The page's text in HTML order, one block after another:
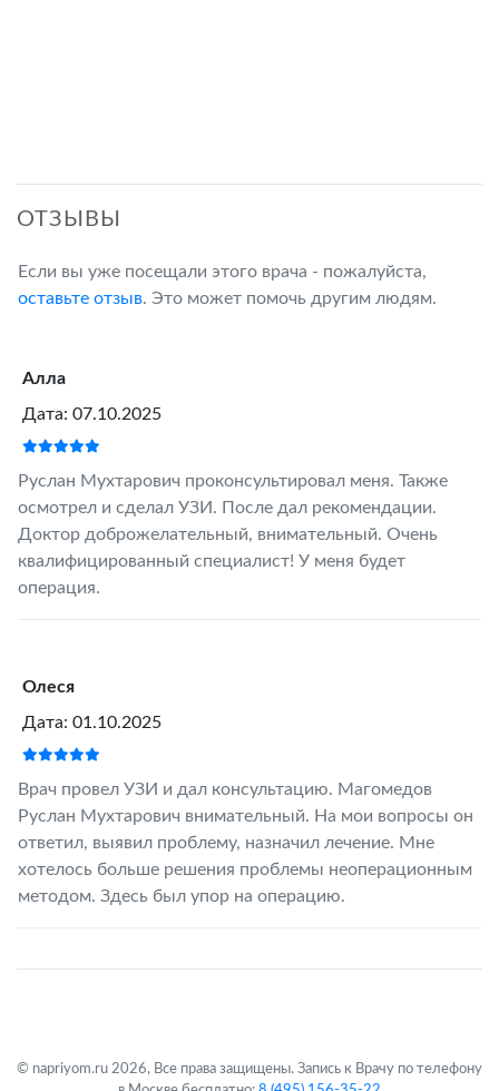
ОТЗЫВЫ
Если вы уже посещали этого врача - пожалуйста,
оставьте отзыв. Это может помочь другим людям.
Алла
Дата: 07.10.2025
Руслан Мухтарович проконсультировал меня. Также
осмотрел и сделал УЗИ. После дал рекомендации.
Доктор доброжелательный, внимательный. Очень
квалифицированный специалист! У меня будет
операция.
Олеся
Дата: 01.10.2025
Врач провел УЗИ и дал консультацию. Магомедов
Руслан Мухтарович внимательный. На мои вопросы он
ответил, выявил проблему, назначил лечение. Мне
хотелось больше решения проблемы неоперационным
методом. Здесь был упор на операцию.
© napriyom.ru 2026, Все права защищены. Запись к Врачу по телефону